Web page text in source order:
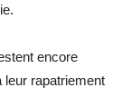
encore
rapatriement